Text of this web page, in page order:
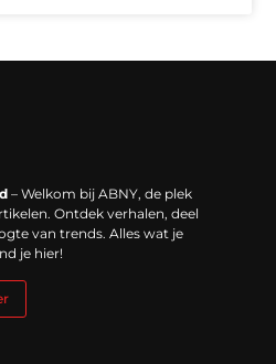
– Welkom bij ABNY, de plek
Ontdek verhalen, deel
van trends. Alles wat je
je hier!